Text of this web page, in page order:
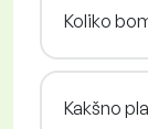
Koliko
Kakšno